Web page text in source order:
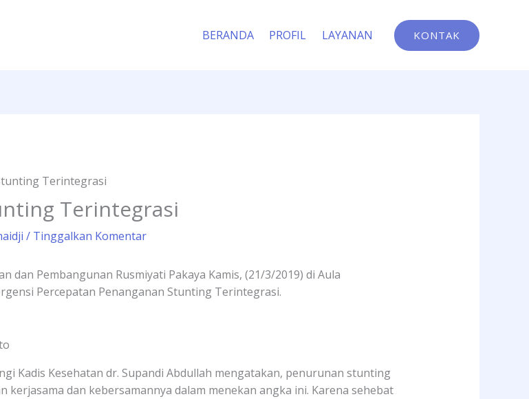
BERANDA PROFIL LAYANAN KONTAK
Terintegrasi
Terintegrasi
/ Tinggalkan Komentar
dan Pembangunan Rusmiyati Pakaya Kamis, (21/3/2019) di Aula
Percepatan Penanganan Stunting Terintegrasi.
Kadis Kesehatan dr. Supandi Abdullah mengatakan, penurunan stunting
dan kebersamannya dalam menekan angka ini. Karena sehebat